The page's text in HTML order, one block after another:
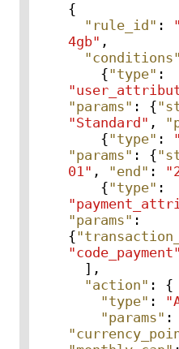
{
"rule_id" :
4gb" ,
"conditions"
{"type" :
"params" : {
"Standard" ,
{"type" :
"params" : {
01" , "end" :
{"type" :
"params" :
{
"code_payment"
] ,
"action" :
{
"type" :
"params" :